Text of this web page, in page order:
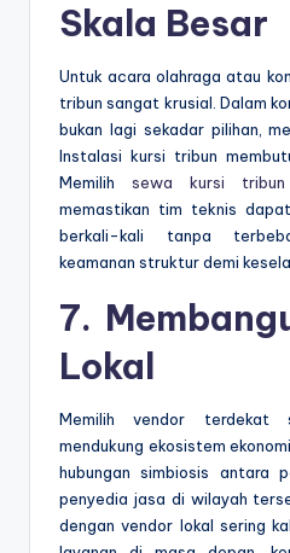
Skala Besar
Untuk acara olahraga atau
tribun sangat krusial. Dalam
bukan lagi sekadar pilihan,
Instalasi kursi tribun
Memilih sewa kursi tribun
memastikan tim teknis
berkali-kali tanpa
keamanan struktur demi
7.
Lokal
Memilih vendor terdekat
mendukung ekosistem
hubungan simbiosis antara
penyedia jasa di wilayah
dengan vendor lokal sering